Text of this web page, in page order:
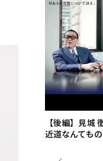
【後編】見城
近道なんても